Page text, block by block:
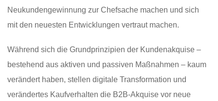
Neukundengewinnung zur Chefsache machen und sich
mit den neuesten Entwicklungen vertraut machen.
Während sich die Grundprinzipien der Kundenakquise –
bestehend aus aktiven und passiven Maßnahmen – kaum
verändert haben, stellen digitale Transformation und
verändertes Kaufverhalten die B2B-Akquise vor neue